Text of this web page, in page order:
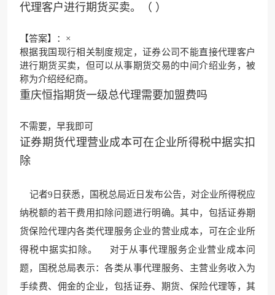
代理客户进行期货买卖。（ ）
【答案】：×
根据我国现行相关制度规定，证券公司不能直接代理客户
进行期货买卖，但可以从事期货交易的中间介绍业务，被
称为介绍经纪商。
重庆恒指期货一级总代理需要加盟费吗
不需要，早我即可
证券期货代理营业成本可在企业所得税中据实扣
除
记者9日获悉，国税总局近日发布公告，对企业所得税应
纳税额的若干费用扣除问题进行明确。其中，包括证券期
货保险代理内各类代理服务企业的营业成本，可在企业所
得税中据实扣除。 对于从事代理服务企业营业成本问
题，国税总局表示：各类从事代理服务、主营业务收入为
手续费、佣金的企业，包括证券、期货、保险代理等，其